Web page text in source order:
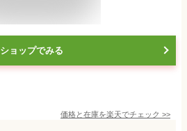
ショップでみる
価格と在庫を楽天でチェック >>